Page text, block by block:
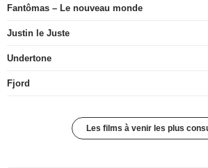
Fantômas – Le nouveau monde
Justin le Juste
Undertone
Fjord
Les films à venir les plus